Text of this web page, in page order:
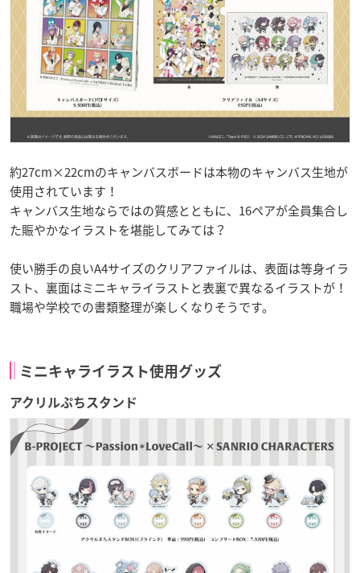
約27cm×22cmのキャンバスボードは本物のキャンバス生地が
使用されています！
キャンバス生地ならではの質感とともに、16ペアが全員集合し
た賑やかなイラストを堪能してみては？
使い勝手の良いA4サイズのクリアファイルは、表面は等身イラ
スト、裏面はミニキャライラストと表裏で異なるイラストが！
職場や学校での書類整理が楽しくなりそうです。
ミニキャライラスト使用グッズ
アクリルぷちスタンド